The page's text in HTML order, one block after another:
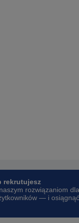
rekrutujesz
rozwiązaniom dla
— i osiągnąć